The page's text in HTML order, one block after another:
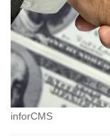
inforCMS